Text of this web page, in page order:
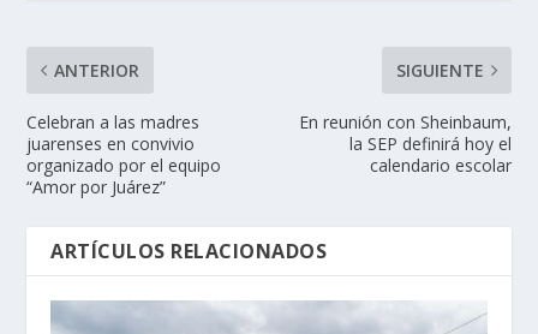
ANTERIOR
Celebran a las madres
juarenses en convivio
organizado por el equipo
“Amor por Juárez”
SIGUIENTE
En reunión con Sheinbaum,
la SEP definirá hoy el
calendario escolar
ARTÍCULOS RELACIONADOS